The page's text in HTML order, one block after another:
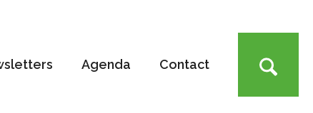
Agenda Contact